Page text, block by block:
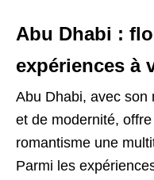
Abu Dhabi :
expériences à
Abu Dhabi, avec son
et de modernité,
romantisme une
Parmi les